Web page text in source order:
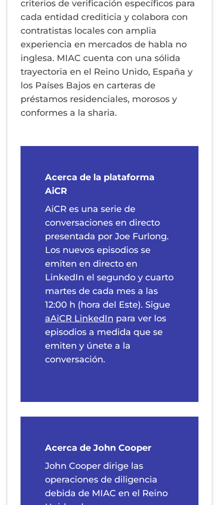
criterios de verificación específicos para
cada entidad crediticia y colabora con
contratistas locales con amplia
experiencia en mercados de habla no
inglesa. MIAC cuenta con una sólida
trayectoria en el Reino Unido, España y
los Países Bajos en carteras de
préstamos residenciales, morosos y
conformes a la sharia.
Acerca de la plataforma
AiCR
AiCR es una serie de
conversaciones en directo
presentada por Joe Furlong.
Los nuevos episodios se
emiten en directo en
LinkedIn el segundo y cuarto
martes de cada mes a las
12:00 h (hora del Este). Sigue
aAiCR LinkedIn para ver los
episodios a medida que se
emiten y únete a la
conversación.
Acerca de John Cooper
John Cooper dirige las
operaciones de diligencia
debida de MIAC en el Reino